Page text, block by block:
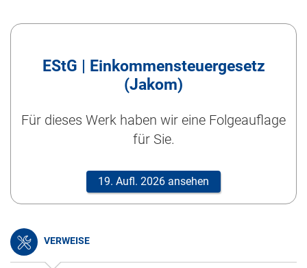
EStG | Einkommensteuergesetz
(Jakom)
Für dieses Werk haben wir eine Folgeauflage
für Sie.
19. Aufl. 2026 ansehen
VERWEISE